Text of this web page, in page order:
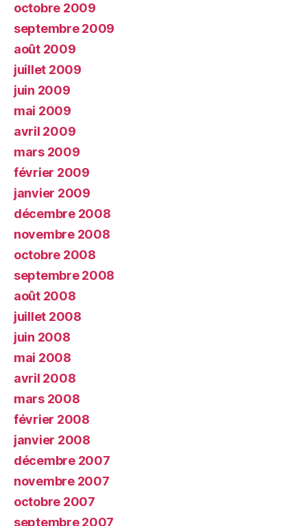
octobre 2009
septembre 2009
août 2009
juillet 2009
juin 2009
mai 2009
avril 2009
mars 2009
février 2009
janvier 2009
décembre 2008
novembre 2008
octobre 2008
septembre 2008
août 2008
juillet 2008
juin 2008
mai 2008
avril 2008
mars 2008
février 2008
janvier 2008
décembre 2007
novembre 2007
octobre 2007
septembre 2007